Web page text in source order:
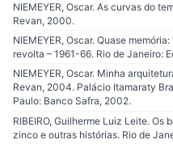
NIEMEYER, Oscar. As curvas do
Revan, 2000.
NIEMEYER, Oscar. Quase
revolta – 1961-66. Rio de Janeiro:
NIEMEYER, Oscar. Minha
Revan, 2004. Palácio Itamaraty
Paulo: Banco Safra, 2002.
RIBEIRO, Guilherme Luiz Leite.
zinco e outras histórias. Rio de